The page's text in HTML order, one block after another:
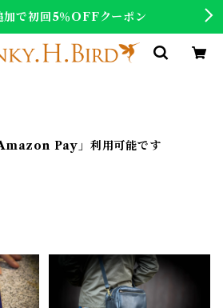
加で初回5％OFFクーポン
Pay」利用可能です